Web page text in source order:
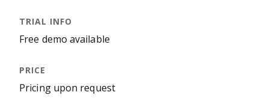
Free demo available
Pricing upon request